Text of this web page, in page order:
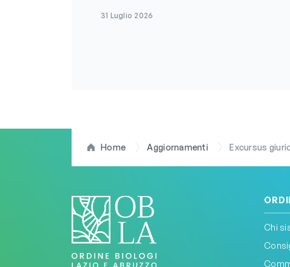
31 Luglio 2026
Home Aggiornamenti Excursus giuridico
Chi